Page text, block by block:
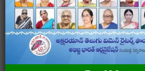
మహిళా రచయితల ఫౌండేషన్
OUR SITEMAP